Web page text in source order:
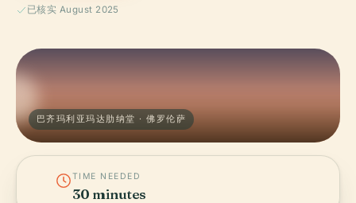
已核实 August 2025
巴齐玛利亚玛达肋纳堂 · 佛罗伦萨
TIME NEEDED
30 minutes